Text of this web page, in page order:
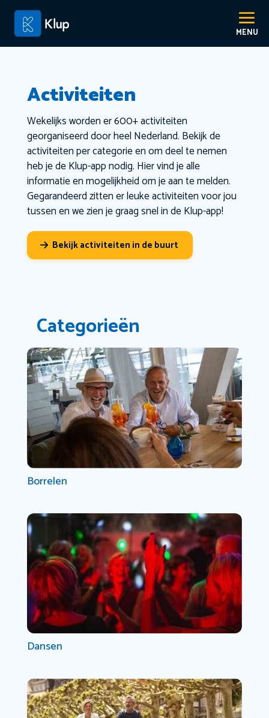
Activiteiten
Wekelijks worden er 600+ activiteiten
georganiseerd door heel Nederland. Bekijk de
activiteiten per categorie en om deel te nemen
heb je de Klup-app nodig. Hier vind je alle
informatie en mogelijkheid om je aan te melden.
Gegarandeerd zitten er leuke activiteiten voor jou
tussen en we zien je graag snel in de Klup-app!
Bekijk activiteiten in de buurt
Categorieën
Borrelen
Dansen